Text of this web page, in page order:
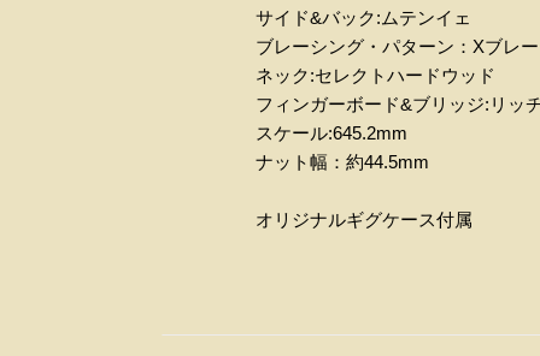
サイド&バック:ムテンイェ
ブレーシング・パターン：Xブレ
ネック:セレクトハードウッド
フィンガーボード&ブリッジ:リッ
スケール:645.2mm
ナット幅：約44.5mm
オリジナルギグケース付属